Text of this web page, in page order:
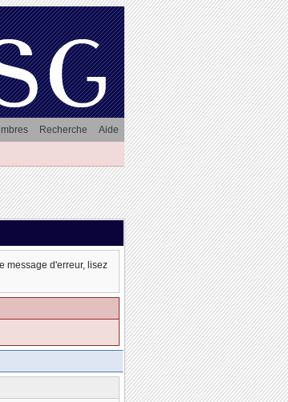
Aide
Recherche
message d'erreur, lisez